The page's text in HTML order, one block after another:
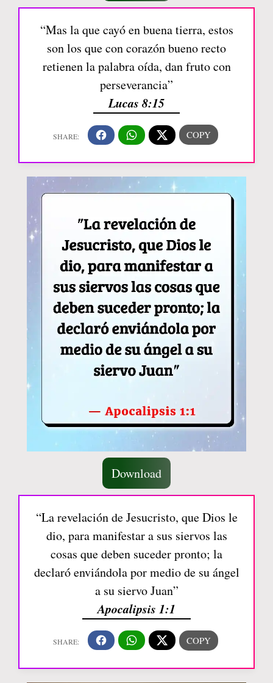
“Mas la que cayó en buena tierra, estos
son los que con corazón bueno recto
retienen la palabra oída, dan fruto con
perseverancia”
Lucas 8:15
Download
“La revelación de Jesucristo, que Dios le
dio, para manifestar a sus siervos las
cosas que deben suceder pronto; la
declaró enviándola por medio de su ángel
a su siervo Juan”
Apocalipsis 1:1